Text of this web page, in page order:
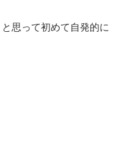
思って初めて自発的に